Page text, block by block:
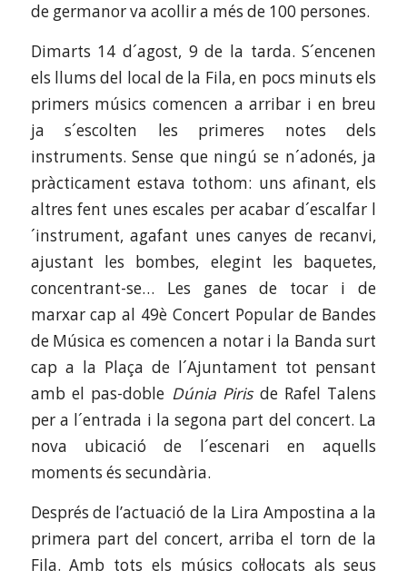
de germanor va acollir a més de 100 persones.
Dimarts 14 d´agost, 9 de la tarda. S´encenen
els llums del local de la Fila, en pocs minuts els
primers músics comencen a arribar i en breu
ja s´escolten les primeres notes dels
instruments. Sense que ningú se n´adonés, ja
pràcticament estava tothom: uns afinant, els
altres fent unes escales per acabar d´escalfar l
´instrument, agafant unes canyes de recanvi,
ajustant les bombes, elegint les baquetes,
concentrant-se… Les ganes de tocar i de
marxar cap al 49è Concert Popular de Bandes
de Música es comencen a notar i la Banda surt
cap a la Plaça de l´Ajuntament tot pensant
amb el pas-doble Dúnia Pirisde Rafel Talens
per a l´entrada i la segona part del concert. La
nova ubicació de l´escenari en aquells
moments és secundària.
Després de l’actuació de la Lira Ampostina a la
primera part del concert, arriba el torn de la
Fila. Amb tots els músics col·locats als seus